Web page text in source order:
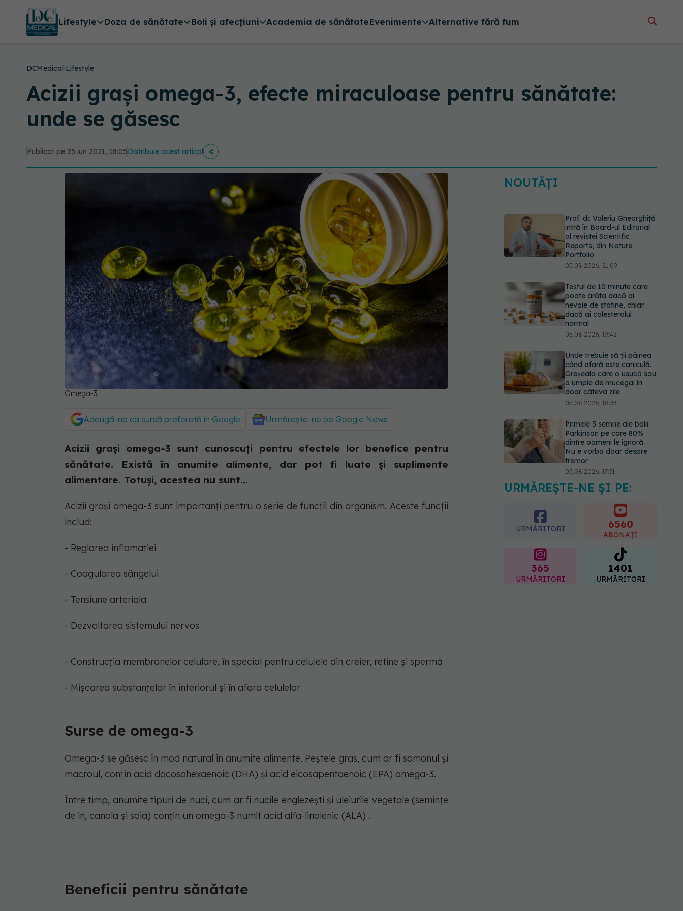
Lifestyle Doza de sănătate Boli și afecțiuni Academia de sănătateEvenimente Alternative fără fum
DCMedical›Lifestyle
Acizii grași omega-3, efecte miraculoase pentru sănătate:
unde se găsesc
Publicat pe 25 iun 2021, 18:05Distribuie acest articol
Omega-3
Adaugă-ne ca sursă preferată în Google Urmărește-ne pe Google News
Acizii grași omega-3 sunt cunoscuți pentru efectele lor benefice pentru
sănătate. Există în anumite alimente, dar pot fi luate și suplimente
alimentare. Totuși, acestea nu sunt...
Acizii grași omega-3 sunt importanți pentru o serie de funcții din organism. Aceste funcții
includ:
- Reglarea inflamației
- Coagularea sângelui
- Tensiune arteriala
- Dezvoltarea sistemului nervos
- Construcția membranelor celulare, în special pentru celulele din creier, retine și spermă
- Mișcarea substanțelor în interiorul și în afara celulelor
Surse de omega-3
Omega-3 se găsesc în mod natural în anumite alimente. Peștele gras, cum ar fi somonul și
macroul, conțin acid docosahexaenoic (DHA) și acid eicosapentaenoic (EPA) omega-3.
Între timp, anumite tipuri de nuci, cum ar fi nucile englezești și uleiurile vegetale (semințe
de in, canola și soia) conțin un omega-3 numit acid alfa-linolenic (ALA) .
Beneficii pentru sănătate
NOUTĂȚI
Prof. dr. Valeriu Gheorghiță
intră în Board-ul Editorial
al revistei Scientific
Reports, din Nature
Portfolio
05.08.2026, 21:09
Testul de 10 minute care
poate arăta dacă ai
nevoie de statine, chiar
dacă ai colesterolul
normal
05.08.2026, 19:42
Unde trebuie să ții pâinea
când afară este caniculă.
Greșeala care o usucă sau
o umple de mucegai în
doar câteva zile
05.08.2026, 18:33
Primele 5 semne ale bolii
Parkinson pe care 80%
dintre oameni le ignoră.
Nu e vorba doar despre
tremor
05.08.2026, 17:31
Gabriela Cristea, manifest
pentru respect și
acceptare: Corpul
fiecăruia spune o poveste
05.08.2026, 21:23
URMĂREȘTE-NE ȘI PE:
URMĂRITORI 6560
ABONAȚI
365
URMĂRITORI
1401
URMĂRITORI